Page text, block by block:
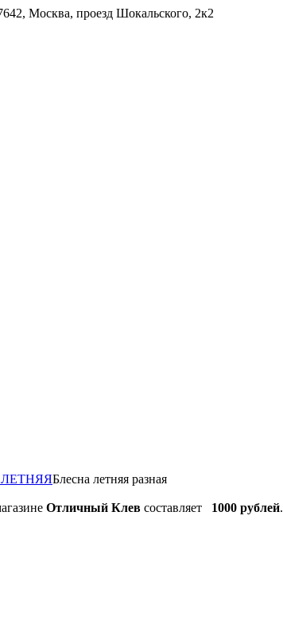
Москва, проезд Шокальского, 2к2
ЛЕТНЯЯБлесна летняя разная
Отличный Клев составляет 1000 рублей.